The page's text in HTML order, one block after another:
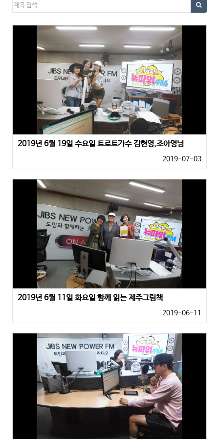
2019년 6월 19일 수요일 트로트가수 김현영,조아영님
2019-07-03
2019년 6월 11일 화요일 함께 읽는 제주그림책
2019-06-11